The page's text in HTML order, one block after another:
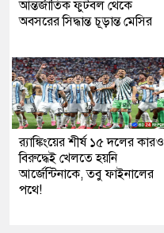
আন্তর্জাতিক ফুটবল থেকে
অবসরের সিদ্ধান্ত চূড়ান্ত মেসির
র‌্যাঙ্কিংয়ের শীর্ষ ১৫ দলের কারও
বিরুদ্ধেই খেলতে হয়নি
আর্জেন্টিনাকে, তবু ফাইনালের
পথে!